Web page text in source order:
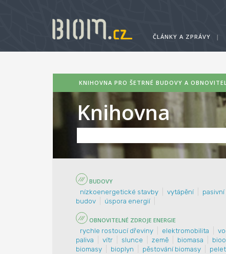
ČLÁNKY A ZPRÁVY |
KNIHOVNA PRO ŠETRNÉ BUDOVY A
Knihovna
BUDOVY
nízkoenergetické stavby vytápění
budov
úspora energií
OBNOVITELNÉ ZDROJE ENERGIE
rychle rostoucí dřeviny elektromobilita
paliva
vítr slunce země biomasa
biomasy
bioplyn pěstování biomasy